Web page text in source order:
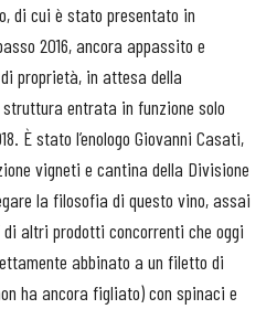
di cui è stato presentato in
2016, ancora appassito e
proprietà, in attesa della
entrata in funzione solo
È stato l’enologo Giovanni Casati,
vigneti e cantina della Divisione
la filosofia di questo vino, assai
di altri prodotti concorrenti che oggi
abbinato a un filetto di
ha ancora figliato) con spinaci e